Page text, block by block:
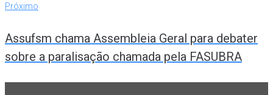
Próximo
Assufsm chama Assembleia Geral para debater
sobre a paralisação chamada pela FASUBRA